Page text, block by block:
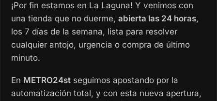
¡Por fin estamos en La Laguna! Y venimos con
una tienda que no duerme,abierta las 24 horas,
los 7 días de la semana, lista para resolver
cualquier antojo, urgencia o compra de último
minuto.
En METRO24st seguimos apostando por la
automatización total, y con esta nueva apertura,